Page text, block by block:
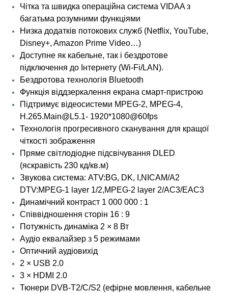
Чітка та швидка операційна система VIDAA з
багатьма розумними функціями
Низка додатків потокових служб (Netflix, YouTube,
Disney+, Amazon Prime Video…)
Доступне як кабельне, так і бездротове
підключення до Інтернету (Wi-Fi/LAN).
Бездротова технологія Bluetooth
Функція віддзеркалення екрана смарт-пристрою
Підтримує відеосистеми MPEG-2, MPEG-4,
H.265.Main@L5.1- 1920*1080@60fps
Технологія прогресивного сканування для кращої
чіткості зображення
Пряме світлодіодне підсвічування DLED
(яскравість 230 кд/кв.м)
Звукова система: ATV:BG, DK, I,NICAM/A2
DTV:MPEG-1 layer 1/2,MPEG-2 layer 2/AC3/EAC3
Динамічний контраст 1 000 000 : 1
Співвідношення сторін 16 : 9
Потужність динаміка 2 × 8 Вт
Аудіо еквалайзер з 5 режимами
Оптичний аудіовихід
2 × USB 2.0
3 × HDMI 2.0
Тюнери DVB-T2/C/S2 (ефірне мовлення, кабельне